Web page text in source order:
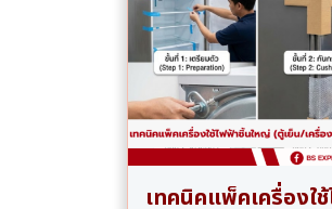
เทคนิคแพ็คเครื่องใ